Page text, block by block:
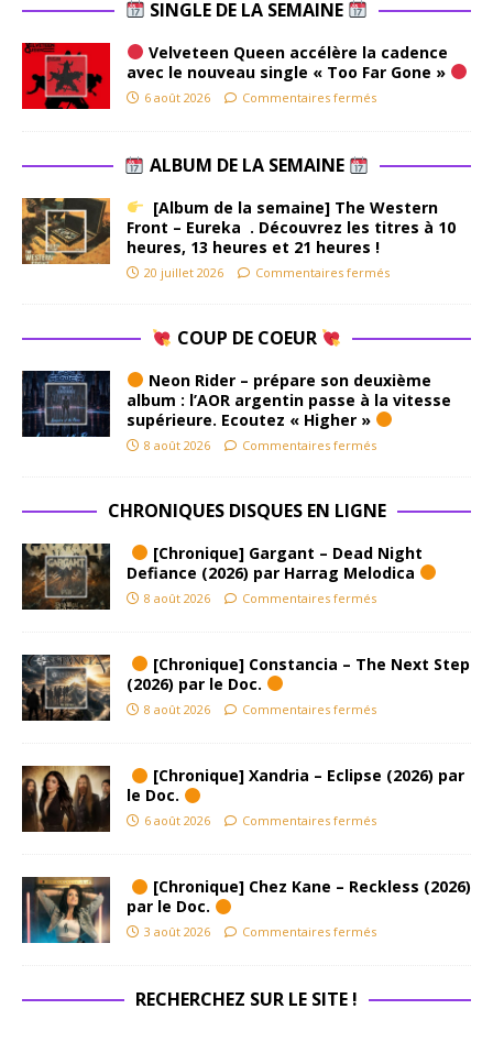
SINGLE DE LA SEMAINE
Velveteen Queen accélère la cadence
avec le nouveau single « Too Far Gone »
6 août 2026 Commentaires fermés
ALBUM DE LA SEMAINE
[Album de la semaine] The Western
Front – Eureka . Découvrez les titres à 10
heures, 13 heures et 21 heures !
20 juillet 2026 Commentaires fermés
COUP DE COEUR
Neon Rider – prépare son deuxième
album : l’AOR argentin passe à la vitesse
supérieure. Ecoutez « Higher »
8 août 2026 Commentaires fermés
CHRONIQUES DISQUES EN LIGNE
[Chronique] Gargant – Dead Night
Defiance (2026) par Harrag Melodica
8 août 2026 Commentaires fermés
[Chronique] Constancia – The Next Step
(2026) par le Doc.
8 août 2026 Commentaires fermés
[Chronique] Xandria – Eclipse (2026) par
le Doc.
6 août 2026 Commentaires fermés
[Chronique] Chez Kane – Reckless (2026)
par le Doc.
3 août 2026 Commentaires fermés
RECHERCHEZ SUR LE SITE !